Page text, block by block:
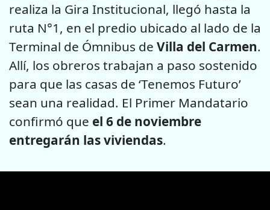
realiza la Gira Institucional, llegó hasta la
ruta N°1, en el predio ubicado al lado de la
Terminal de Ómnibus de Villa del Carmen.
Allí, los obreros trabajan a paso sostenido
para que las casas de ‘Tenemos Futuro’
sean una realidad. El Primer Mandatario
confirmó que el 6 de noviembre
entregarán las viviendas.